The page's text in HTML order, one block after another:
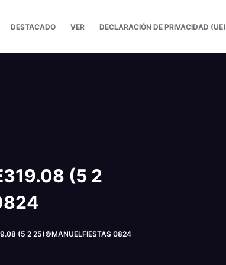
DESTACADO VER DECLARACIÓN DE PRIVACIDAD (UE)
(5 2
(5 2 25)©MANUELFIESTAS 0824